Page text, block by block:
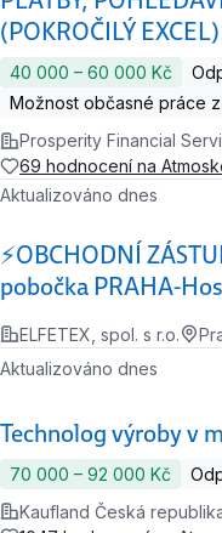
(POKROČILÝ EXCEL)
40 000 ‍–‍ 60 000 Kč
Možnost občasné práce
Prosperity Financial
69 hodnocení na
⚡OBCHODNÍ
pobočka PRAHA-
Aktualizováno dnes
ELFETEX, spol. s r.o.
Technolog výroby v
Aktualizováno dnes
70 000 ‍–‍ 92 000 Kč
Kaufland Česká